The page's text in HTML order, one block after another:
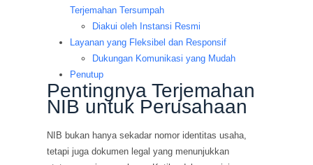
Terjemahan Tersumpah
Diakui oleh Instansi Resmi
Layanan yang Fleksibel dan Responsif
Dukungan Komunikasi yang Mudah
Penutup
Pentingnya Terjemahan
NIB untuk Perusahaan
NIB bukan hanya sekadar nomor identitas usaha,
tetapi juga dokumen legal yang menunjukkan